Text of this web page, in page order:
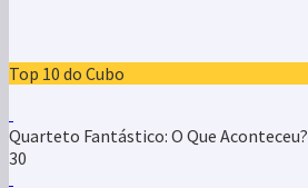
Top 10 do Cubo
Quarteto Fantástico: O Que Aconteceu?
30